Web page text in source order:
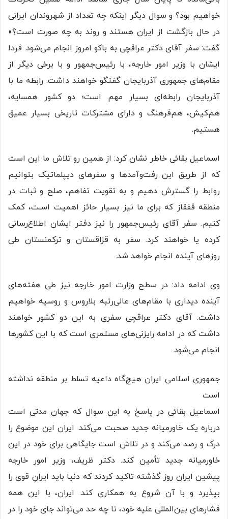
خواهیم بود؟ و سوال دیگر اینکه چه تعداد از شهروندان ایرانی
در حال بازگشت از ایران هستند و روند به چه صورت است؟»
گفت: سفر آقای دکتر عراقچی به باکو امروز انجام می‌شود. فردا
ایشان با وزیر امور خارجه، با رئیس‌جمهور و با برخی دیگر از
مقام‌های جمهوری آذربایجان گفتگو خواهند داشت. رابطه ما با
آذربایجان رابطه‌ای بسیار مهم است؛ دو کشور همسایه،
هم‌کیش، هم‌فرهنگ و دارای مشترکات تاریخی بسیار عمیق
هستیم.
اسماعیل بقائی خاطر نشان کرد: از همین رو تلاش ما این است
که از طریق این رفت‌وآمدها و سفرهای دیپلماتیک بتوانیم
روابط را گسترش دهیم و به تقویت تفاهم، صلح و ثبات در
منطقه قفقاز که برای ما نیز بسیار حائز اهمیت اسـت، کمک
کنیم. سفر آقای رئیس‌جمهور را نیز دفتر ایشان اطلاع‌رسانی
کرده یا خواهند کرد. سفر به قزاقستان و ترکمنستان طی
روزهای آینده انجام خواهد شد.
وی ادامه داد: در سطح وزارت امور خارجه نیز طی هفته‌های
آینده دیداری با مقام‌های عالی‌رتبه بلاروس و روسیه خواهیم
داشت. آقای دکتر عراقچی سفری به این دو کشور خواهند
داشت که در ادامه رایزنی‌های مستمری است که با این کشورها
انجام می‌شود.
جمهوری اسلامی ایران هیچ‌گاه داعیه تسلط بر منطقه نداشته
است
اسماعیل بقائی در پاسخ به این سوال که جهان مدتی است
درباره یک خاورمیانه جدید صحبت می‌کند. ایران این موضوع را
درک و رصد می‌کند و در تلاش است جایگاهی برای خود در این
خاورمیانه جدید تأمین کند. دکتر ظریف، وزیر امور خارجه
پیشین ایران روز گذشته تاکید کردند که دنیا باید ایرانِ قوی را
بپذیرد و با آن شروع به همکاری کند. ایران، با این همه
فشارهای بین‌المللی علیه خود، تا چه حد می‌تواند جای خود را در